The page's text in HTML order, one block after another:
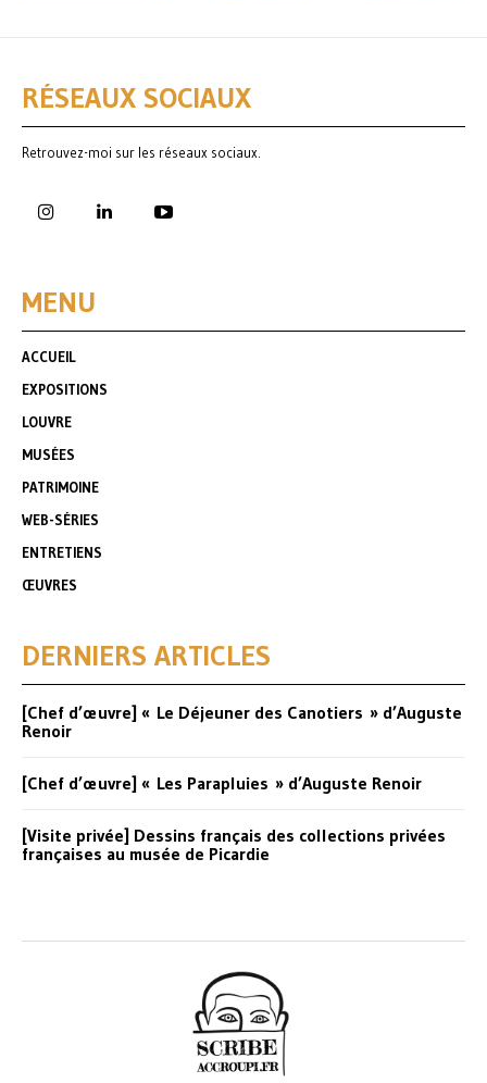
RÉSEAUX SOCIAUX
Retrouvez-moi sur les réseaux sociaux.
MENU
ACCUEIL
EXPOSITIONS
LOUVRE
MUSÉES
PATRIMOINE
WEB-SÉRIES
ENTRETIENS
ŒUVRES
DERNIERS ARTICLES
[Chef d’œuvre] « Le Déjeuner des Canotiers » d’Auguste
Renoir
[Chef d’œuvre] « Les Parapluies » d’Auguste Renoir
[Visite privée] Dessins français des collections privées
françaises au musée de Picardie